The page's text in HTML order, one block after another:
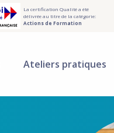
La certification Qualité a été
délivrée au titre de la catégorie:
Actions de Formation
Ateliers pratiques